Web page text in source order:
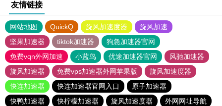
友情链接
网站地图 QuickQ 旋风加速度器
旋风加速
坚果加速器
tiktok加速器
狗急加速器官网
免费vqn外网加速
小蓝鸟 优途加速器官网
风驰加速器
旋风加速器
免费vps加速器外网苹果版
旋风加速度器
快连加速器
快连加速器官网入口
原子加速器
快鸭加速器
快柠檬加速器 旋风加速度器 外网网址导航